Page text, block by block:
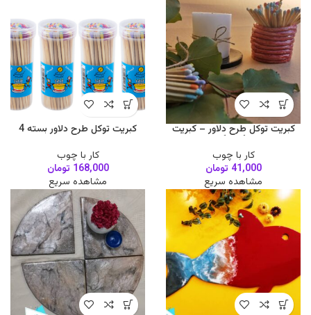
کبریت توکل طرح دلاور – کبریت
رنگی رنگی
کار با چوب
41,000 تومان
مشاهده سریع
کبریت توکل طرح دلاور بسته 4
کار با چوب
168,000 تومان
مشاهده سریع